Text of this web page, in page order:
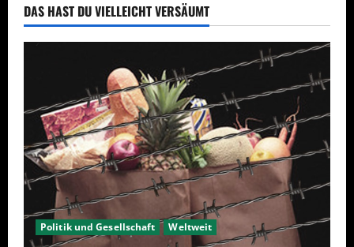
DAS HAST DU VIELLEICHT VERSÄUMT
Politik und Gesellschaft Weltweit